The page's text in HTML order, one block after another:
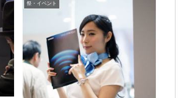
祭・イベント